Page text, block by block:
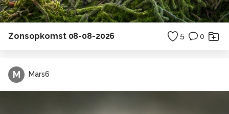
Zonsopkomst 08-08-2026 5 0
M Mars6